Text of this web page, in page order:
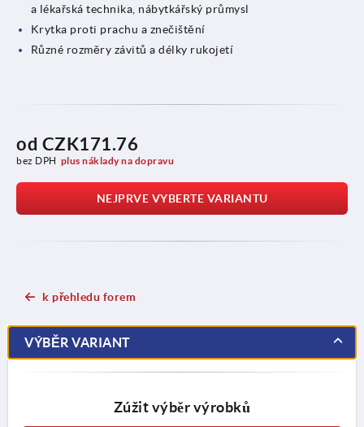
a lékařská technika, nábytkářský průmysl
Krytka proti prachu a znečištění
Různé rozměry závitů a délky rukojetí
od CZK171.76
bez DPH plus náklady na dopravu
NEJPRVE VYBERTE VARIANTU
k přehledu forem
VÝBĚR VARIANT
Zúžit výběr výrobků